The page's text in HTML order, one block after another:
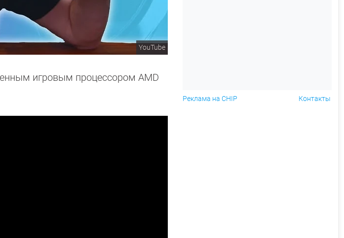
YouTube
игровым процессором AMD
Реклама на CHIP Контакты